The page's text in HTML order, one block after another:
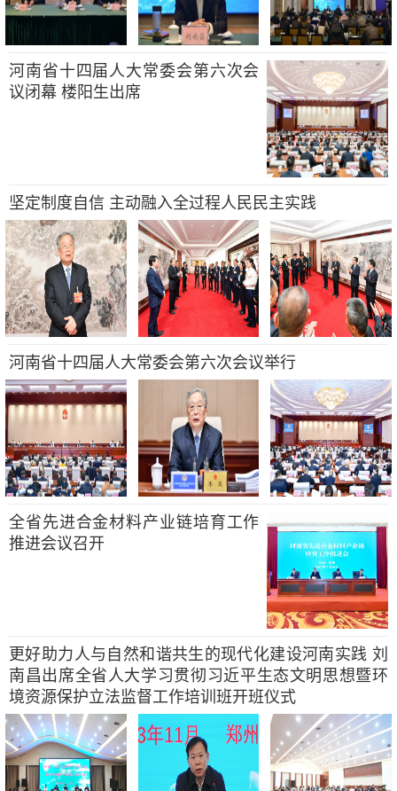
河南省十四届人大常委会第六次会
议闭幕 楼阳生出席
坚定制度自信 主动融入全过程人民民主实践
河南省十四届人大常委会第六次会议举行
全省先进合金材料产业链培育工作
推进会议召开
更好助力人与自然和谐共生的现代化建设河南实践 刘
南昌出席全省人大学习贯彻习近平生态文明思想暨环
境资源保护立法监督工作培训班开班仪式